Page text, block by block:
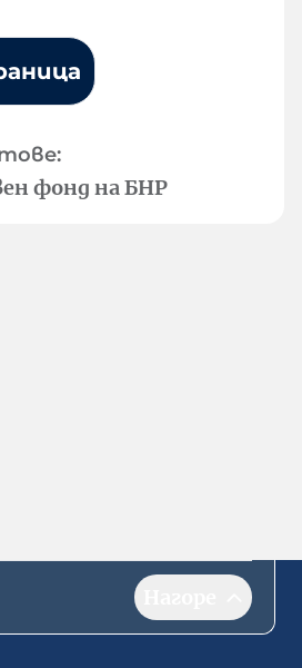
фонд на БНР